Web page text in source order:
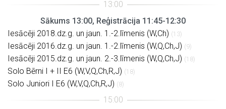
Sākums 13:00, Reģistrācija 11:45-12:30
Iesācēji 2018.dz.g. un jaun. 1.-2.līmenis (W,Ch) (13)
Iesācēji 2016.dz.g. un jaun. 1.-2.līmenis (W,Q,Ch,J) (9)
Iesācēji 2015.dz.g. un jaun. 2.-3.līmenis (W,Q,Ch,J) (18)
Solo Bērni I + II E6 (W,V,Q,Ch,R,J) (18)
Solo Juniori I E6 (W,V,Q,Ch,R,J) (8)